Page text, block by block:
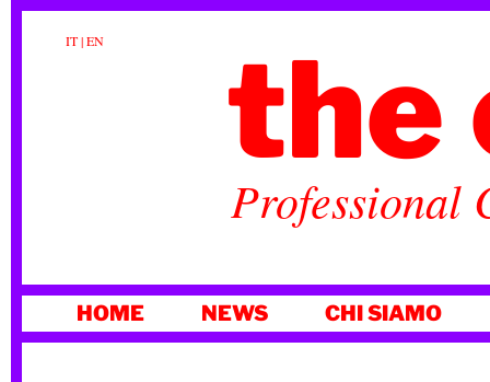
IT|EN the
Professional
AL
HOME NEWS CHI SIAMO